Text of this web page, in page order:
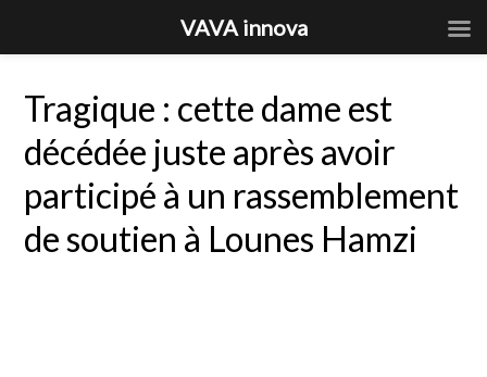
Tragique : cette dame est
décédée juste après avoir
participé à un rassemblement
de soutien à Lounes Hamzi
VAVA innova